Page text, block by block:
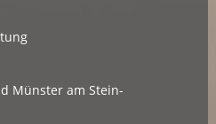
Münster am Stein-